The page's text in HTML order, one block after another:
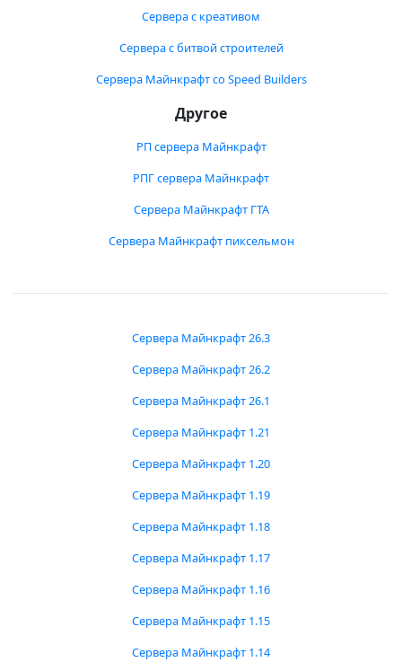
Сервера с креативом
Сервера с битвой строителей
Сервера Майнкрафт со Speed Builders
Другое
РП сервера Майнкрафт
РПГ сервера Майнкрафт
Сервера Майнкрафт ГТА
Сервера Майнкрафт пиксельмон
Сервера Майнкрафт 26.3
Сервера Майнкрафт 26.2
Сервера Майнкрафт 26.1
Сервера Майнкрафт 1.21
Сервера Майнкрафт 1.20
Сервера Майнкрафт 1.19
Сервера Майнкрафт 1.18
Сервера Майнкрафт 1.17
Сервера Майнкрафт 1.16
Сервера Майнкрафт 1.15
Сервера Майнкрафт 1.14